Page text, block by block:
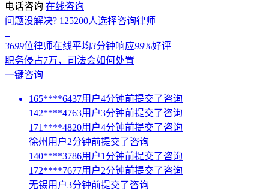
电话咨询 在线咨询
问题没解决? 125200人选择咨询律师
3699位律师在线平均3分钟响应99%好评
职务侵占7万，司法会如何处置
一键咨询
165****6437用户4分钟前提交了咨询
142****4763用户3分钟前提交了咨询
171****4820用户4分钟前提交了咨询
徐州用户2分钟前提交了咨询
140****3786用户1分钟前提交了咨询
172****7677用户2分钟前提交了咨询
无锡用户3分钟前提交了咨询